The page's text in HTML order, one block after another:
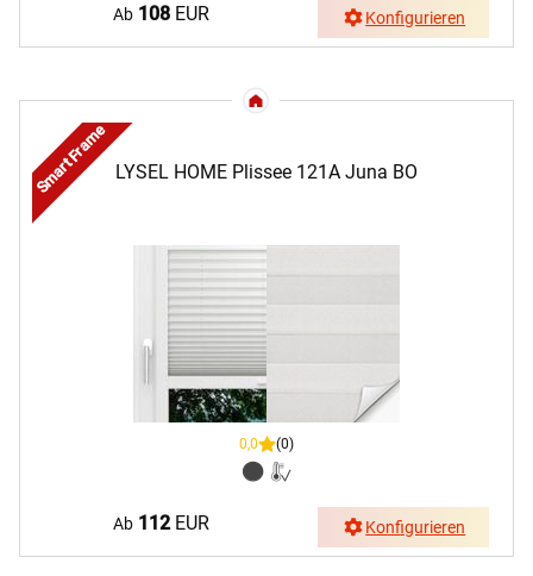
Ab 108EUR Konfigurieren
LYSEL HOME Plissee 121A Juna BO
Smart Frame
0,0 (0)
Ab 112EUR Konfigurieren